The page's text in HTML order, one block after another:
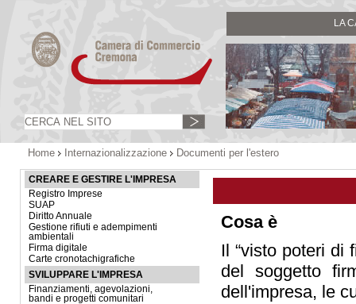
LA
Home Internazionalizzazione Documenti per l'estero
CREARE E GESTIRE L'IMPRESA
Registro Imprese
SUAP
Diritto Annuale
Gestione rifiuti e adempimenti
ambientali
Firma digitale
Carte cronotachigrafiche
SVILUPPARE L'IMPRESA
Finanziamenti, agevolazioni,
bandi e progetti comunitari
Cosa è
Il “visto poteri di
del soggetto
dell'impresa, le